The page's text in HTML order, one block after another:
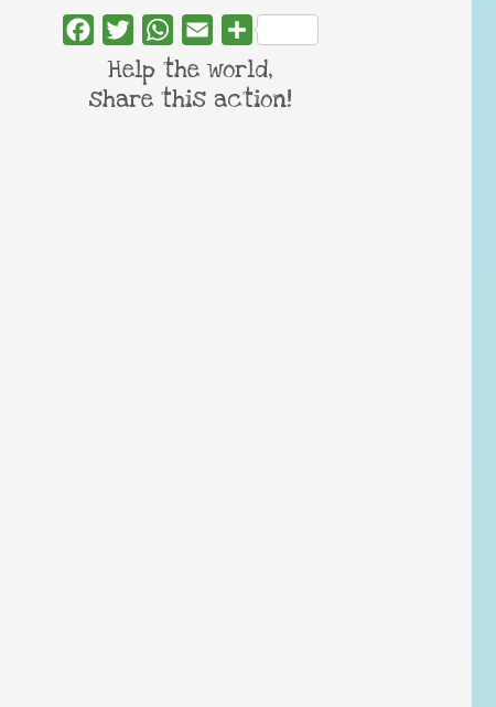
FacebookTwitterWhatsApp
Email Share
Help the world,
share this action!